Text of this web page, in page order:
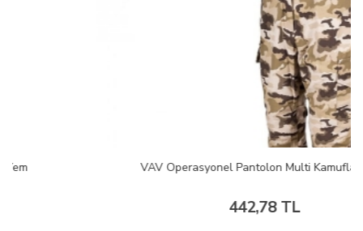
VAV Operasyonel Pantolon Multi Kamuflaj #52